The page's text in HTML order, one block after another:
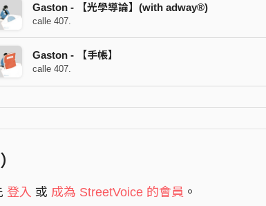
Gaston - 【光學導論】(with adway®)
calle 407.
Gaston - 【手帳】
calle 407.
）
登入 或 成為 StreetVoice 的會員 。